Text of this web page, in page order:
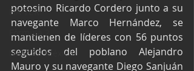
FIA TCR
Fórmula 2
NASCAR México
potosino Ricardo Cordero junto a su
navegante Marco Hernández, se
mantienen de líderes con 56 puntos
seguidos del poblano Alejandro
Mauro y su navegante Diego Sanjuán